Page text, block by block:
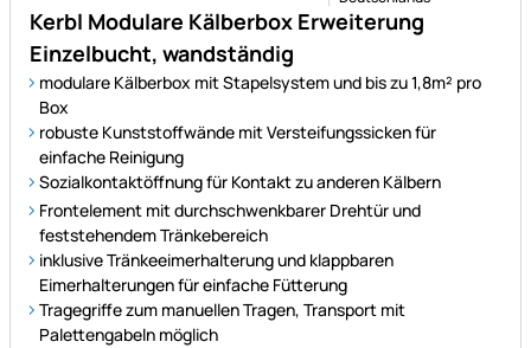
Kerbl Modulare Kälberbox Erweiterung
Einzelbucht, wandständig
modulare Kälberbox mit Stapelsystem und bis zu 1,8m² pro
Box
robuste Kunststoffwände mit Versteifungssicken für
einfache Reinigung
Sozialkontaktöffnung für Kontakt zu anderen Kälbern
Frontelement mit durchschwenkbarer Drehtür und
feststehendem Tränkebereich
inklusive Tränkeeimerhalterung und klappbaren
Eimerhalterungen für einfache Fütterung
Tragegriffe zum manuellen Tragen, Transport mit
Palettengabeln möglich